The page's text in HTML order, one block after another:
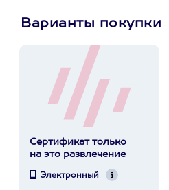
Варианты покупки
Сертификат только
на это развлечение
Электронный